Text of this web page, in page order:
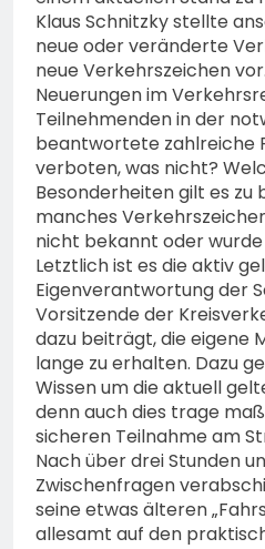
Klaus Schnitzky stellte
neue oder veränderte
neue Verkehrszeichen
Neuerungen im
Teilnehmenden in der
beantwortete zahlreiche
verboten, was nicht?
Besonderheiten gilt es zu
manches
nicht bekannt oder
Letztlich ist es die aktiv
Eigenverantwortung der
Vorsitzende der
dazu beiträgt, die eigene
lange zu erhalten. Dazu
Wissen um die aktuell
denn auch dies trage
sicheren Teilnahme am
Nach über drei Stunden
Zwischenfragen
seine etwas älteren
allesamt auf den